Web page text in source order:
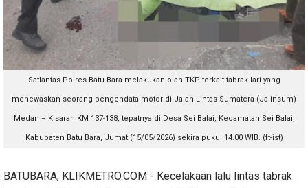
Satlantas Polres Batu Bara melakukan olah TKP terkait tabrak lari yang
menewaskan seorang pengendata motor di Jalan Lintas Sumatera (Jalinsum)
Medan – Kisaran KM 137-138, tepatnya di Desa Sei Balai, Kecamatan Sei Balai,
Kabupaten Batu Bara, Jumat (15/05/2026) sekira pukul 14.00 WIB. (ft-ist)
BATUBARA, KLIKMETRO.COM - Kecelakaan lalu lintas tabrak